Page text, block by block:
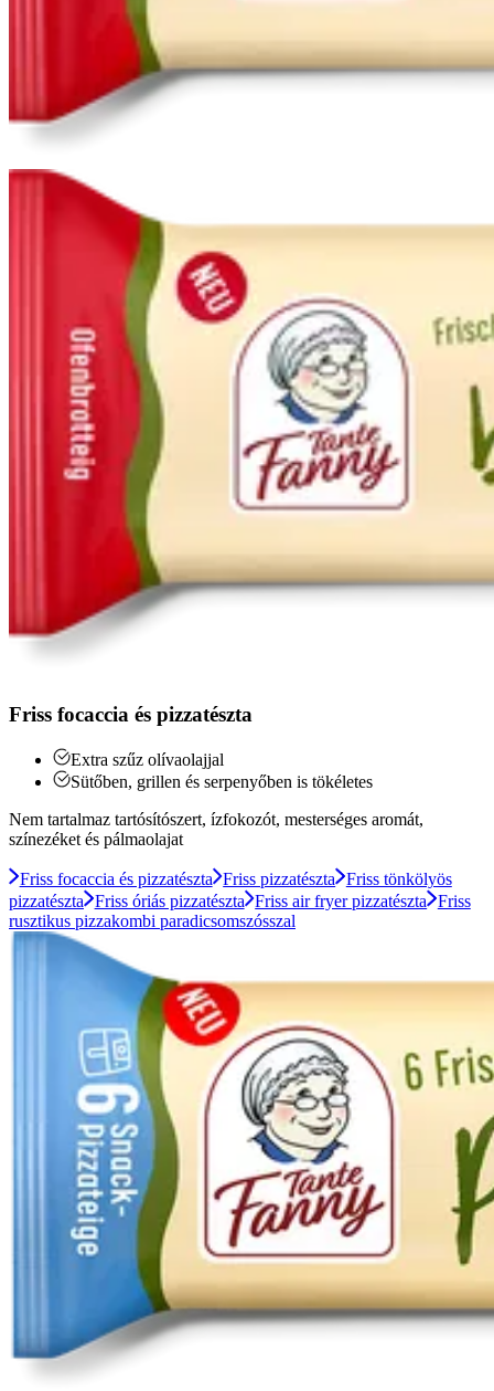
Friss focaccia és pizzatészta
Extra szűz olívaolajjal
Sütőben, grillen és serpenyőben is tökéletes
Nem tartalmaz tartósítószert, ízfokozót, mesterséges aromát,
színezéket és pálmaolajat
Friss focaccia és pizzatészta Friss pizzatészta Friss tönkölyös
pizzatészta
Friss óriás pizzatészta Friss air fryer pizzatészta Friss
rusztikus pizzakombi paradicsomszósszal